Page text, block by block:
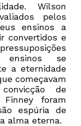
Wilson
pelos
ensinos a
convertidos e
ensinos se
a eternidade
começavam
de
foram
espúria de
alma eterna.